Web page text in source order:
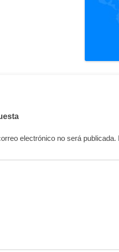
electrónico no será publicada.